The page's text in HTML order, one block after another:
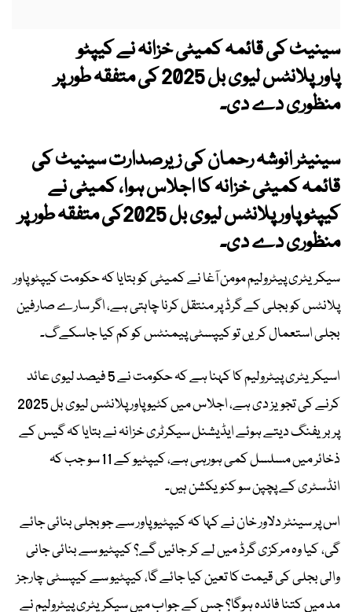
سینیٹ کی قائمہ کمیٹی خزانہ نے کیپٹو
پاورپلانٹس لیوی بل 2025 کی متفقہ طور پر
منظوری دے دی۔
سینیٹر انوشہ رحمان کی زیرصدارت سینیٹ کی
قائمہ کمیٹی خزانہ کا اجلاس ہوا، کمیٹی نے
کیپٹو پاور پلانٹس لیوی بل 2025کی متفقہ طور پر
منظوری دے دی۔
سیکریٹری پیٹرولیم مومن آغا نے کمیٹی کو بتایا کہ حکومت کیپٹو پاور
پلانٹس کو بجلی کے گرڈ پر منتقل کرنا چاہتی ہے، اگر سارے صارفین
بجلی استعمال کریں تو کیپسٹی پیمنٹس کو کم کیا جاسکے گ۔
اسیکریٹری پیٹرولیم کا کہنا ہے کہ حکومت نے 5 فیصد لیوی عائد
کرنے کی تجویز دی ہے، اجلاس میں کٹیو پاور پلانٹس لیوی بل 2025
پر بریفنگ دیتے ہوئے ایڈیشنل سیکرٹری خزانہ نے بتایا کہ گیس کے
ذخائر میں مسلسل کمی ہورہی ہے، کیپٹیو کے 11 سو جب کہ
انڈسٹری کے پچپن سو کنویکشن ہیں۔
اس پر سینٹر دلاور خان نے کہا کہ کیپٹیو پاور سے جو بجلی بنائی جائے
گی، کیا وہ مرکزی گرڈ میں لے کر جائیں گے؟ کیپٹیو سے بنائی جانی
والی بجلی کی قیمت کا تعین کیا جائے گا، کیپٹیو سے کیپسٹی چارجز
مد میں کتنا فائدہ ہوگا؟ جس کے جواب میں سیکریٹری پیٹرولیم نے